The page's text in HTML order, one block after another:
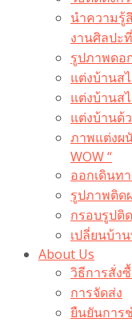
นำความรู้
งานศิลปะ
รูปภาพดอ
แต่งบ้านส
แต่งบ้านส
แต่งบ้านด้
ภาพแต่งผ
WOW “
ออกเดินท
รูปภาพติด
กรอบรูปติ
เปลี่ยนบ้า
About Us
วิธีการสั่ง
การจัดส่ง
ยืนยันการ